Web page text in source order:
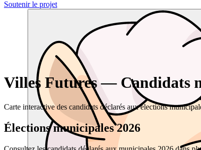
Soutenir le projet
Villes Futures — Candidats
Carte interactive des candidats déclarés aux élections
Élections municipales 2026